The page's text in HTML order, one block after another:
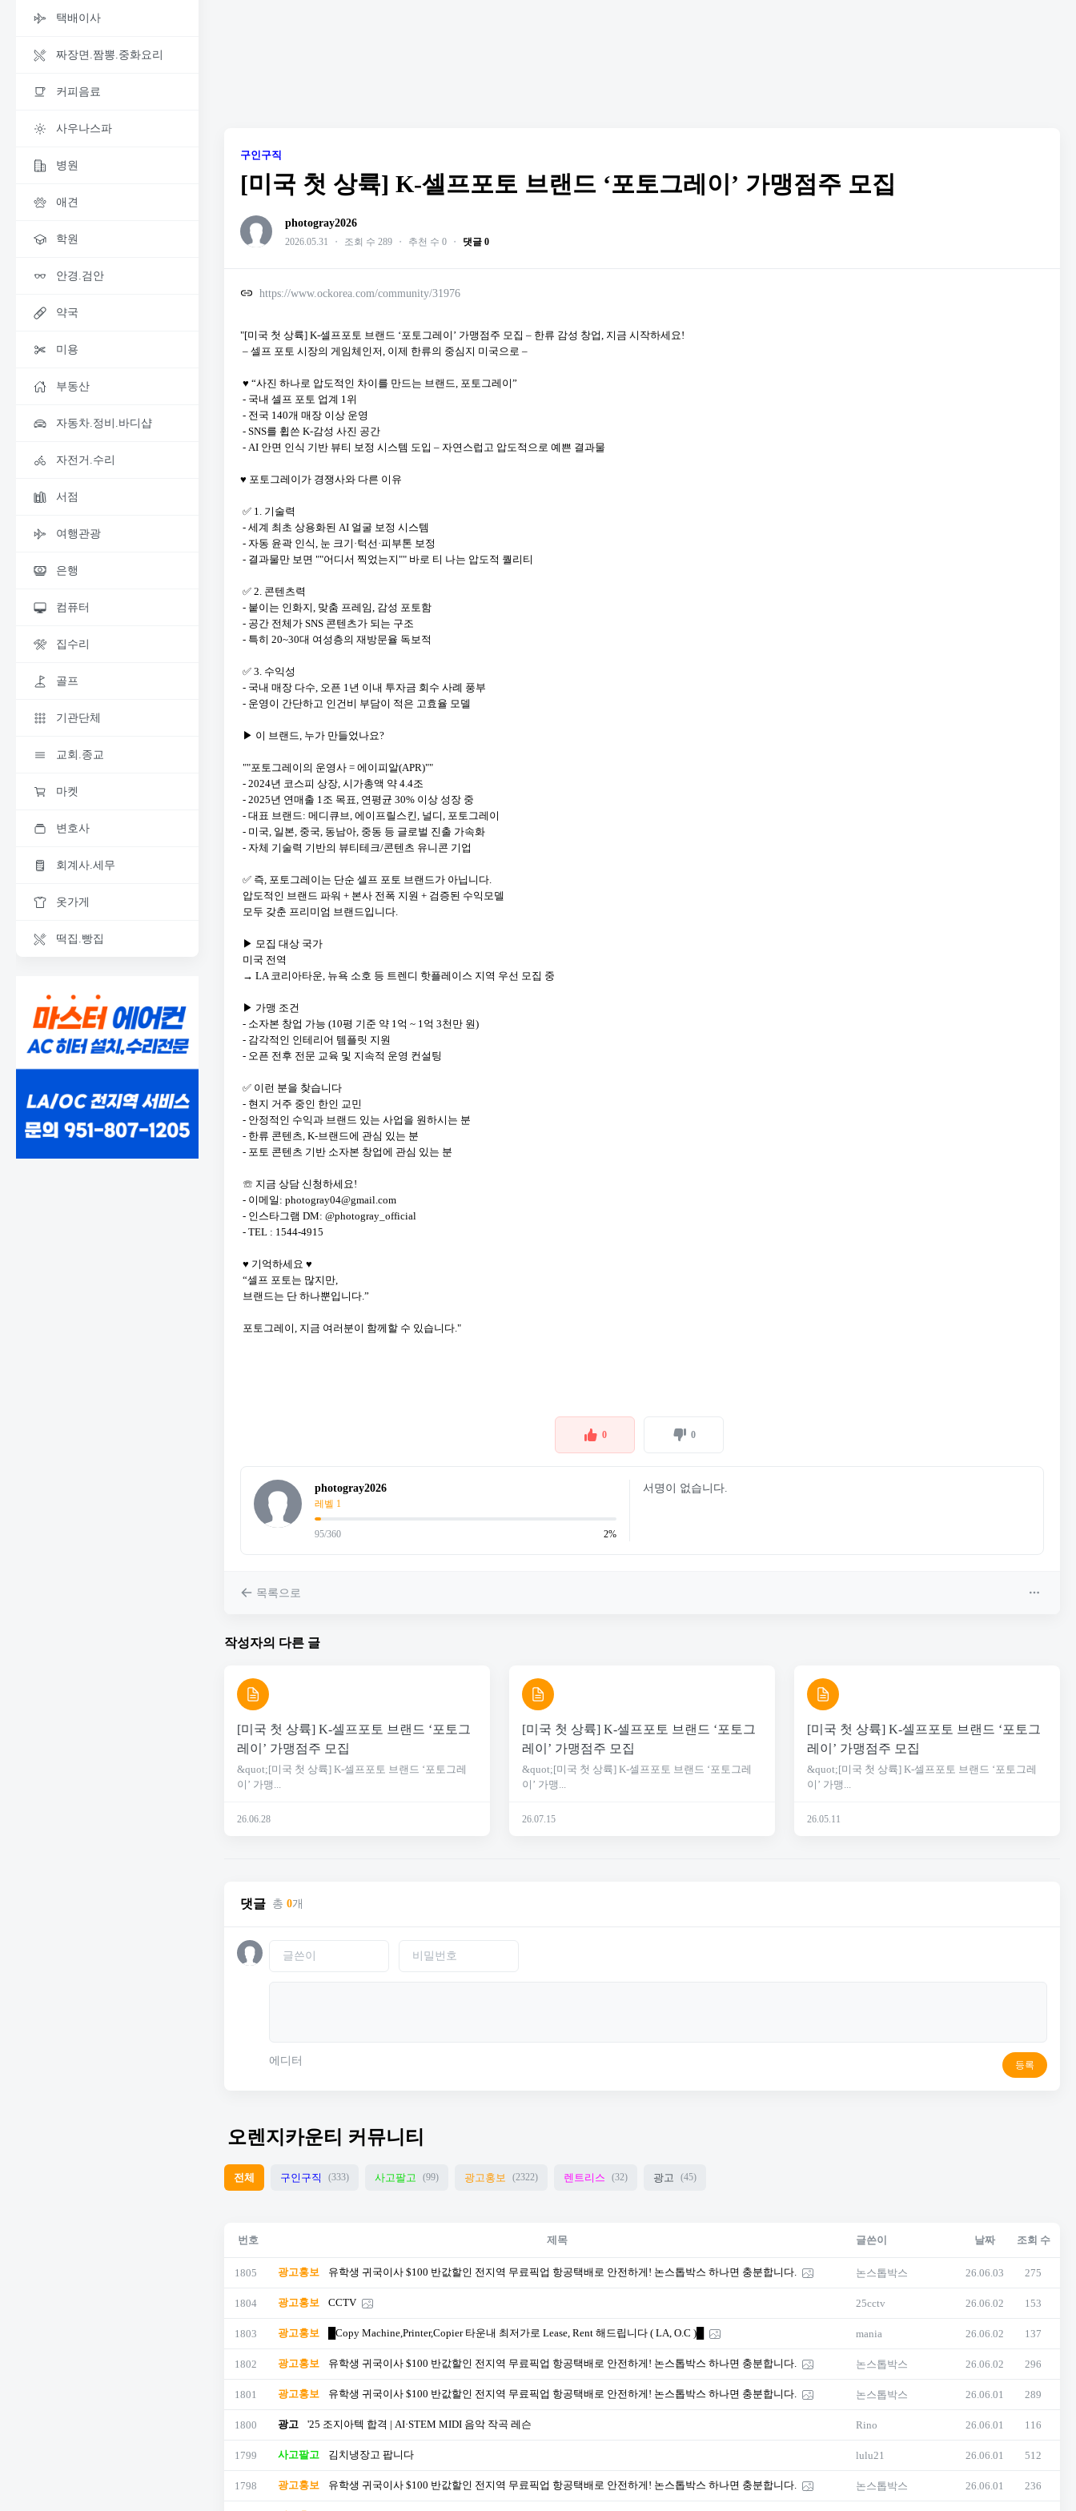
택배이사
짜장면.짬뽕.중화요리
커피음료
사우나스파
병원
애견
학원
안경.검안
약국
미용
부동산
자동차.정비.바디샵
자전거.수리
서점
여행관광
은행
컴퓨터
집수리
골프
기관단체
교회.종교
마켓
변호사
회계사.세무
옷가게
떡집.빵집
구인구직
[미국 첫 상륙] K-셀프포토 브랜드 ‘포토그레이’ 가맹점주 모집
photogray2026
2026.05.31 ・ 조회 수 289 ・ 추천 수 0 ・ 댓글 0
https://www.ockorea.com/community/31976
"[미국 첫 상륙] K-셀프포토 브랜드 ‘포토그레이’ 가맹점주 모집 – 한류 감성 창업, 지금 시작하세요!
– 셀프 포토 시장의 게임체인저, 이제 한류의 중심지 미국으로 –
♥ “사진 하나로 압도적인 차이를 만드는 브랜드, 포토그레이”
- 국내 셀프 포토 업계 1위
- 전국 140개 매장 이상 운영
- SNS를 휩쓴 K-감성 사진 공간
- AI 안면 인식 기반 뷰티 보정 시스템 도입 – 자연스럽고 압도적으로 예쁜 결과물
♥ 포토그레이가 경쟁사와 다른 이유
✅ 1. 기술력
- 세계 최초 상용화된 AI 얼굴 보정 시스템
- 자동 윤곽 인식, 눈 크기·턱선·피부톤 보정
- 결과물만 보면 ""어디서 찍었는지"" 바로 티 나는 압도적 퀄리티
✅ 2. 콘텐츠력
- 붙이는 인화지, 맞춤 프레임, 감성 포토함
- 공간 전체가 SNS 콘텐츠가 되는 구조
- 특히 20~30대 여성층의 재방문율 독보적
✅ 3. 수익성
- 국내 매장 다수, 오픈 1년 이내 투자금 회수 사례 풍부
- 운영이 간단하고 인건비 부담이 적은 고효율 모델
▶ 이 브랜드, 누가 만들었나요?
""포토그레이의 운영사 = 에이피알(APR)""
- 2024년 코스피 상장, 시가총액 약 4.4조
- 2025년 연매출 1조 목표, 연평균 30% 이상 성장 중
- 대표 브랜드: 메디큐브, 에이프릴스킨, 널디, 포토그레이
- 미국, 일본, 중국, 동남아, 중동 등 글로벌 진출 가속화
- 자체 기술력 기반의 뷰티테크/콘텐츠 유니콘 기업
✅ 즉, 포토그레이는 단순 셀프 포토 브랜드가 아닙니다.
압도적인 브랜드 파워 + 본사 전폭 지원 + 검증된 수익모델
모두 갖춘 프리미엄 브랜드입니다.
▶ 모집 대상 국가
미국 전역
→ LA 코리아타운, 뉴욕 소호 등 트렌디 핫플레이스 지역 우선 모집 중
▶ 가맹 조건
- 소자본 창업 가능 (10평 기준 약 1억 ~ 1억 3천만 원)
- 감각적인 인테리어 템플릿 지원
- 오픈 전후 전문 교육 및 지속적 운영 컨설팅
✅ 이런 분을 찾습니다
- 현지 거주 중인 한인 교민
- 안정적인 수익과 브랜드 있는 사업을 원하시는 분
- 한류 콘텐츠, K-브랜드에 관심 있는 분
- 포토 콘텐츠 기반 소자본 창업에 관심 있는 분
☏ 지금 상담 신청하세요!
- 이메일: photogray04@gmail.com
- 인스타그램 DM: @photogray_official
- TEL : 1544-4915
♥ 기억하세요 ♥
“셀프 포토는 많지만,
브랜드는 단 하나뿐입니다.”
포토그레이, 지금 여러분이 함께할 수 있습니다."
0 0
photogray2026
레벨 1
95/360 2%
서명이 없습니다.
목록으로
작성자의 다른 글
[미국 첫 상륙] K-셀프포토 브랜드 ‘포토그
레이’ 가맹점주 모집
&quot;[미국 첫 상륙] K-셀프포토 브랜드 ‘포토그레
이’ 가맹...
26.06.28
[미국 첫 상륙] K-셀프포토 브랜드 ‘포토그
레이’ 가맹점주 모집
&quot;[미국 첫 상륙] K-셀프포토 브랜드 ‘포토그레
이’ 가맹...
26.07.15
[미국 첫 상륙] K-셀프포토 브랜드 ‘포토그
레이’ 가맹점주 모집
&quot;[미국 첫 상륙] K-셀프포토 브랜드 ‘포토그레
이’ 가맹...
26.05.11
댓글 총 0개
에디터 등록
오렌지카운티 커뮤니티
전체 구인구직 (333) 사고팔고 (99) 광고홍보 (2322) 렌트리스 (32) 광고 (45)
번호 제목 글쓴이 날짜 조회 수
1805 광고홍보 유학생 귀국이사 $100 반값할인 전지역 무료픽업 항공택배로 안전하게! 논스톱박스 하나면 충분합니다. 논스톱박스 26.06.03 275
1804 광고홍보 CCTV 25cctv 26.06.02 153
1803 광고홍보 █Copy Machine,Printer,Copier 타운내 최저가로 Lease, Rent 해드립니다 ( LA, O.C )█ mania 26.06.02 137
1802 광고홍보 유학생 귀국이사 $100 반값할인 전지역 무료픽업 항공택배로 안전하게! 논스톱박스 하나면 충분합니다. 논스톱박스 26.06.02 296
1801 광고홍보 유학생 귀국이사 $100 반값할인 전지역 무료픽업 항공택배로 안전하게! 논스톱박스 하나면 충분합니다. 논스톱박스 26.06.01 289
1800 광고 '25 조지아텍 합격 | AI·STEM MIDI 음악 작곡 레슨 Rino 26.06.01 116
1799 사고팔고 김치냉장고 팝니다 lulu21 26.06.01 512
1798 광고홍보 유학생 귀국이사 $100 반값할인 전지역 무료픽업 항공택배로 안전하게! 논스톱박스 하나면 충분합니다. 논스톱박스 26.06.01 236